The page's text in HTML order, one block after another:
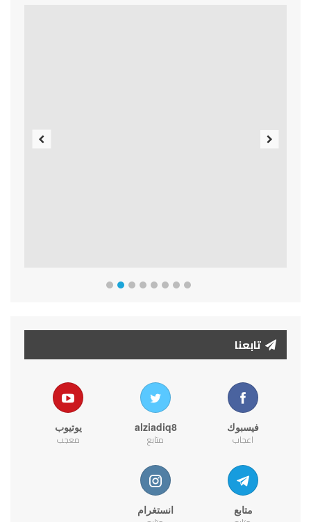
تابعنا
فيسبوك
اعجاب
alziadiq8
متابع
يوتيوب
معجب
متابع انستغرام